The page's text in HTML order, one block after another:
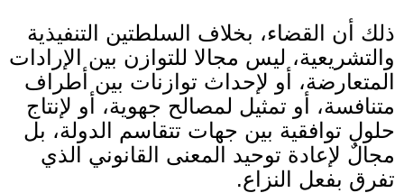
ذلك أن القضاء، بخلاف السلطتين التنفيذية
والتشريعية، ليس مجالا للتوازن بين الإرادات
المتعارضة، أو لإحداث توازنات بين أطراف
متنافسة، أو تمثيل لمصالح جهوية، أو لإنتاج
حلول توافقية بين جهات تتقاسم الدولة، بل
مجالٌ لإعادة توحيد المعنى القانوني الذي
تفرق بفعل النزاع.